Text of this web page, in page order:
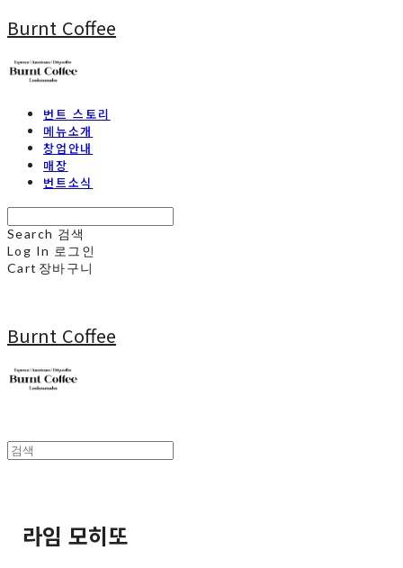
Burnt Coffee
번트 스토리
메뉴소개
창업안내
매장
번트소식
Search 검색
Log In 로그인
Cart 장바구니
Burnt Coffee
라임 모히또